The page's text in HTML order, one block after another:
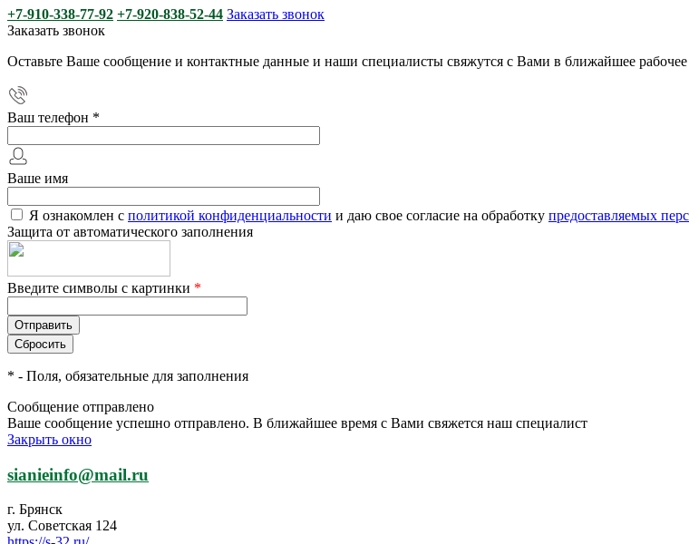
+7-910-338-77-92 +7-920-838-52-44 Заказать звонок
Заказать звонок
Оставьте Ваше сообщение и контактные данные и наши специалисты свяжутся с Вами в ближайшее
Ваш телефон *
Ваше имя
Я ознакомлен с политикой конфиденциальности и даю свое согласие на обработку предоставляемых
Защита от автоматического заполнения
Введите символы с картинки *
* - Поля, обязательные для заполнения
Сообщение отправлено
Ваше сообщение успешно отправлено. В ближайшее время с Вами свяжется наш специалист
Закрыть окно
sianieinfo@mail.ru
г. Брянск
ул. Советская 124